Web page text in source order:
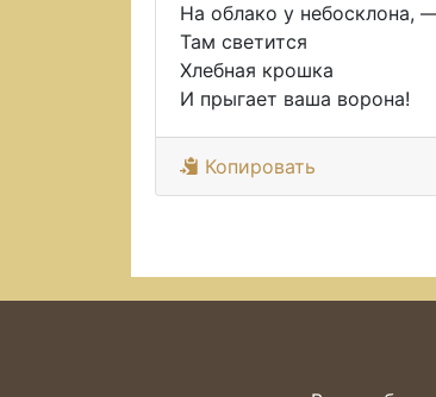
На облако у небосклона,
Там светится
Хлебная крошка
И прыгает ваша ворона!
Копировать